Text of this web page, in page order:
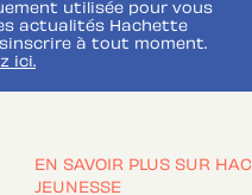
utilisée pour vous
actualités Hachette
à tout moment.
ici.
EN SAVOIR PLUS SUR
JEUNESSE